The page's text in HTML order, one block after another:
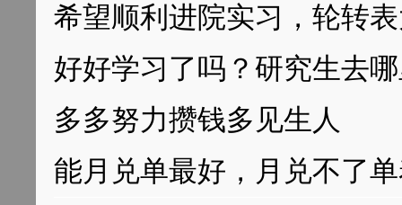
希望顺利进院实习，轮转
好好学习了吗？研究生去
多多努力攒钱多见生人
能月兑单最好，月兑不了